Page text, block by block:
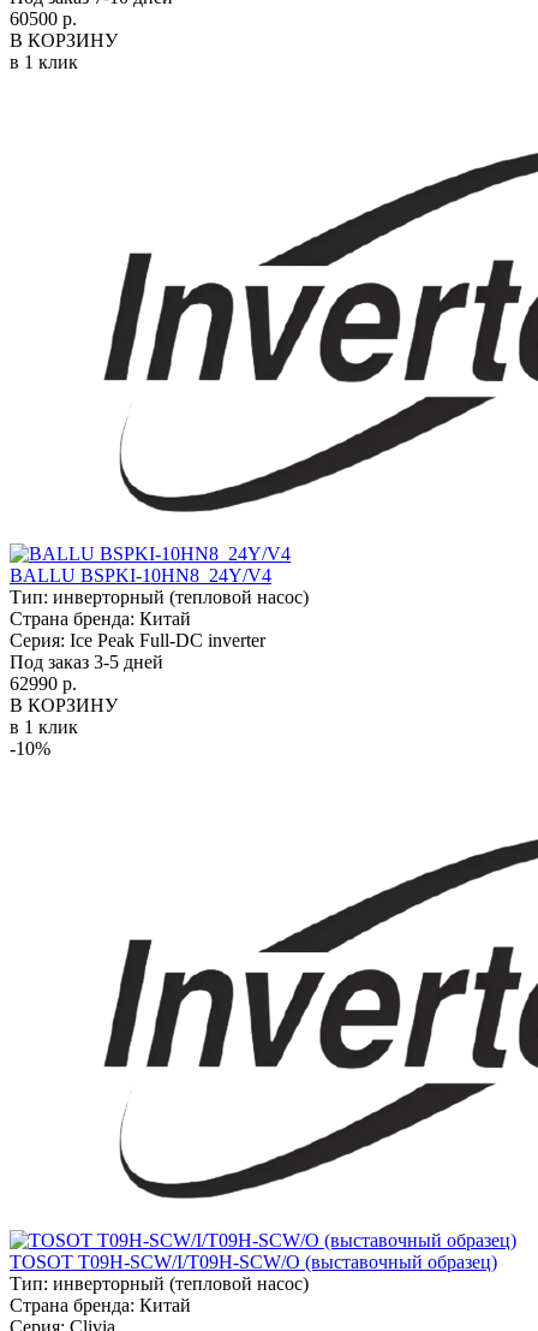
60500 р.
В КОРЗИНУ
в 1 клик
BALLU BSPKI-10HN8_24Y/V4
Тип: инверторный (тепловой насос)
Страна бренда: Китай
Серия: Ice Peak Full-DC inverter
Под заказ 3-5 дней
62990 р.
В КОРЗИНУ
в 1 клик
-10%
TOSOT T09H-SCW/I/T09H-SCW/O (выставочный образец)
Тип: инверторный (тепловой насос)
Страна бренда: Китай
Серия: Clivia